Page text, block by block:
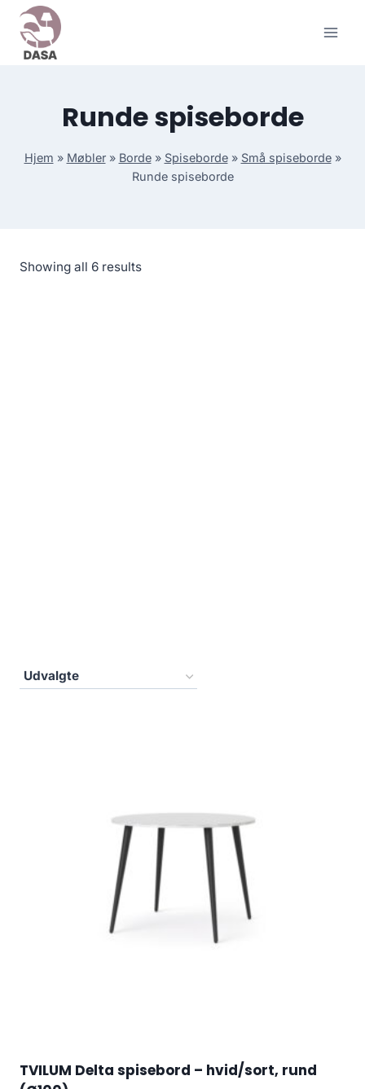
Skip
content
Runde spiseborde
Hjem » Møbler» Borde» Spiseborde» Små spiseborde»
Runde spiseborde
Showing all 6 results
TVILUM Delta spisebord – hvid/sort, rund